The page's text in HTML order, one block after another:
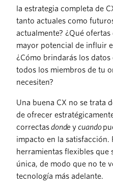
la estrategia completa de
tanto actuales como
actualmente? ¿Qué
mayor potencial de influir
¿Cómo brindarás los
todos los miembros de tu
necesiten?
Una buena CX no se trata
de ofrecer
correctasdonde ycuando
impacto en la satisfacción.
herramientas flexibles que
única, de modo que no te
tecnología más adelante.